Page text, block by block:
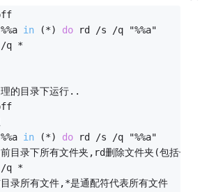
a in (*) do rd /s /q "%%a"
q *
的目录下运行..
in (*) do rd /s /q "%%a"
目录下所有文件夹,rd删除文件夹 (包括子文件
q *
录所有文件,*是通配符代表所有文件